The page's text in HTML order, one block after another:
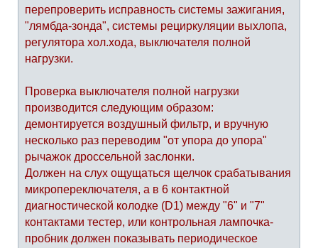
перепроверить исправность системы зажигания,
"лямбда-зонда", системы рециркуляции выхлопа,
регулятора хол.хода, выключателя полной
нагрузки.
Проверка выключателя полной нагрузки
производится следующим образом:
демонтируется воздушный фильтр, и вручную
несколько раз переводим "от упора до упора"
рычажок дроссельной заслонки.
Должен на слух ощущаться щелчок срабатывания
микропереключателя, а в 6 контактной
диагностической колодке (D1) между "6" и "7"
контактами тестер, или контрольная лампочка-
пробник должен показывать периодическое